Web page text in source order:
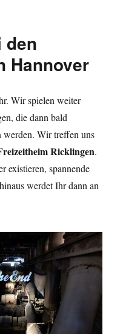
den
Hannover
Wir spielen weiter
die dann bald
werden. Wir treffen uns
Ricklingen.
existieren, spannende
werdet Ihr dann an